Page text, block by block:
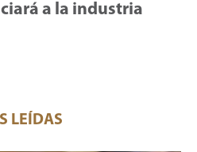
a la industria
LEÍDAS